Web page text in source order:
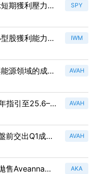
期獲利壓力來
SPY
股獲利能力領
IWM
源領域的成長
AVAH
指引至25.6–
Q2末完成
AVAH
前交出Q1成績
股價能否回
AVAH
售Aveanna
AKA